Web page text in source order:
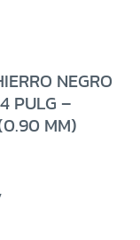
NEGRO
PULG –
MM)